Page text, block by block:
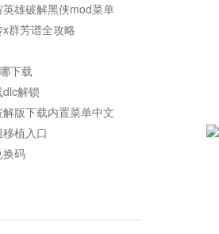
雄破解黑侠mod菜单
群芳谱全攻略
下载
解锁
版下载内置菜单中文
植入口
换码